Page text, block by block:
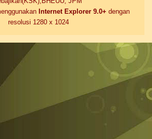
Internet Explorer 9.0+ dengan
resolusi 1280 x 1024